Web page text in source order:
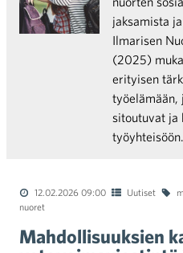
jaksamista
Ilmarisen
(2025)
erityisen
työelämään,
sitoutuvat ja
työyhteisöön.
12.02.2026 09:00 Uutiset
nuoret
Mahdollisuuksien